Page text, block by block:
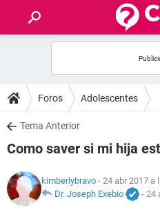
FOROS
SALUD
NUTRICIÓN
Foros Adolescentes
Tema Anterior
Como saver si mi hija
kimberlybravo - 24 abr 2017 a
Dr. Joseph Exebio
- 24